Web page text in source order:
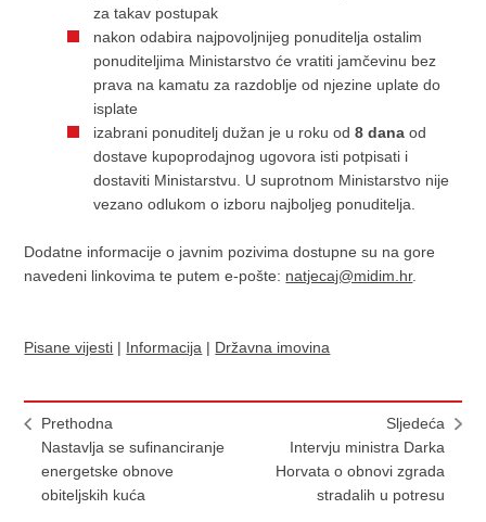
za takav postupak
nakon odabira najpovoljnijeg ponuditelja ostalim
ponuditeljima Ministarstvo će vratiti jamčevinu bez
prava na kamatu za razdoblje od njezine uplate do
isplate
izabrani ponuditelj dužan je u roku od8 dana od
dostave kupoprodajnog ugovora isti potpisati i
dostaviti Ministarstvu. U suprotnom Ministarstvo nije
vezano odlukom o izboru najboljeg ponuditelja.
Dodatne informacije o javnim pozivima dostupne su na gore
navedeni linkovima te putem e-pošte: natjecaj@midim.hr.
Pisane vijesti | Informacija | Državna imovina
Prethodna
Nastavlja se sufinanciranje
energetske obnove
obiteljskih kuća
Sljedeća
Intervju ministra Darka
Horvata o obnovi zgrada
stradalih u potresu